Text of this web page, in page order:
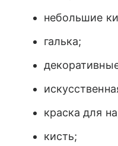
небольшие
галька;
краска для
кисть;